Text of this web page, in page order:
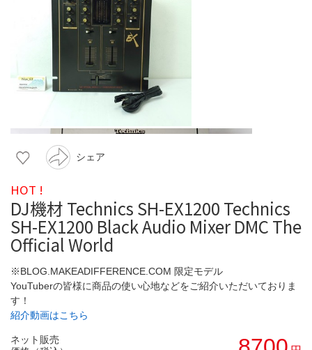
シェア
HOT !
DJ機材 Technics SH-EX1200 Technics
SH-EX1200 Black Audio Mixer DMC The
Official World
※BLOG.MAKEADIFFERENCE.COM 限定モデル
YouTuberの皆様に商品の使い心地などをご紹介いただいておりま
す！
紹介動画はこちら
ネット販売